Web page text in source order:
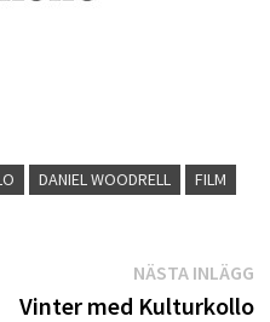
DANIEL WOODRELL FILM
NÄSTA INLÄGG
Vinter med Kulturkollo